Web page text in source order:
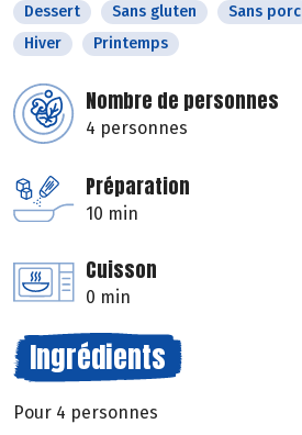
Dessert Sans gluten Sans porc
Hiver
Printemps
Nombre de personnes
4 personnes
Préparation
10 min
Cuisson
0 min
Ingrédients
Pour 4 personnes